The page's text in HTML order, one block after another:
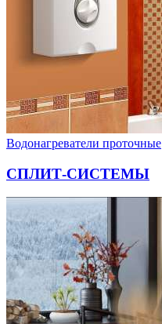
Водонагреватели проточные
СПЛИТ-СИСТЕМЫ